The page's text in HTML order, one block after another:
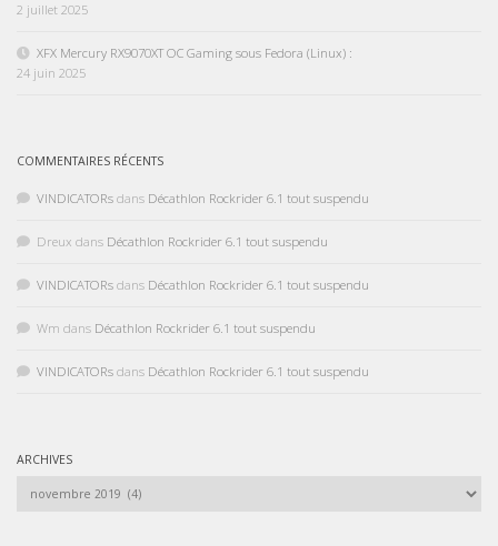
2 juillet 2025
XFX Mercury RX9070XT OC Gaming sous Fedora (Linux) :
24 juin 2025
COMMENTAIRES RÉCENTS
VINDICATORs dans Décathlon Rockrider 6.1 tout suspendu
Dreux dans Décathlon Rockrider 6.1 tout suspendu
VINDICATORs dans Décathlon Rockrider 6.1 tout suspendu
Wm dans Décathlon Rockrider 6.1 tout suspendu
VINDICATORs dans Décathlon Rockrider 6.1 tout suspendu
ARCHIVES